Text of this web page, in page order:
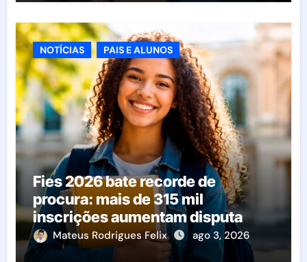
NOTÍCIAS PAIS E ALUNOS
Fies 2026 bate recorde de
procura: mais de 315 mil
inscrições aumentam disputa
pelas vagas; veja o que acontece
agora
Mateus Rodrigues Felix ago 3, 2026